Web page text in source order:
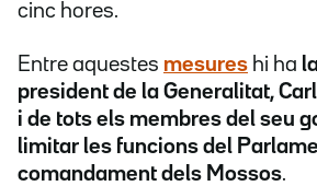
cinc hores.
Entre aquestes mesures hi ha
president de la Generalitat,
i de tots els membres del seu
limitar les funcions del
comandament dels Mossos.